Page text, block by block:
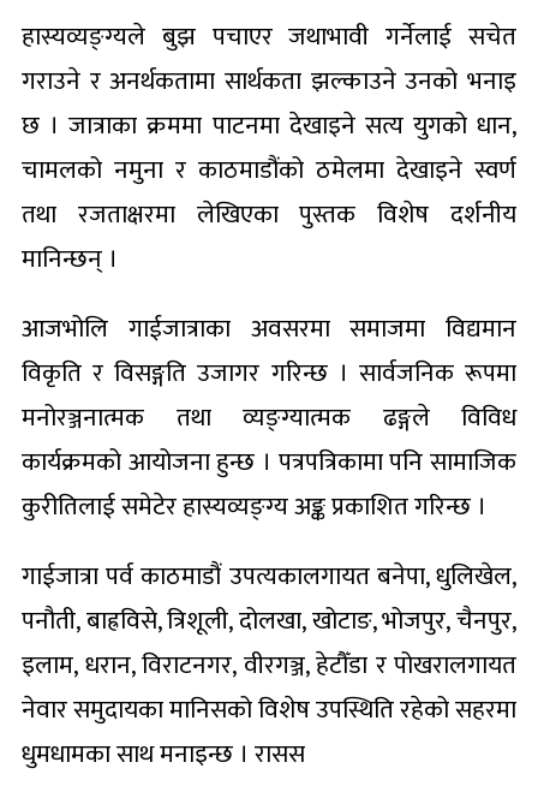
हास्यव्यङ्ग्यले बुझ पचाएर जथाभावी गर्नेलाई सचेत
गराउने र अनर्थकतामा सार्थकता झल्काउने उनको भनाइ
छ । जात्राका क्रममा पाटनमा देखाइने सत्य युगको धान,
चामलको नमुना र काठमाडौंको ठमेलमा देखाइने स्वर्ण
तथा रजताक्षरमा लेखिएका पुस्तक विशेष दर्शनीय
मानिन्छन् ।
आजभोलि गाईजात्राका अवसरमा समाजमा विद्यमान
विकृति र विसङ्गति उजागर गरिन्छ । सार्वजनिक रूपमा
मनोरञ्जनात्मक तथा व्यङ्ग्यात्मक ढङ्गले विविध
कार्यक्रमको आयोजना हुन्छ । पत्रपत्रिकामा पनि सामाजिक
कुरीतिलाई समेटेर हास्यव्यङ्ग्य अङ्क प्रकाशित गरिन्छ ।
गाईजात्रा पर्व काठमाडौं उपत्यकालगायत बनेपा, धुलिखेल,
पनौती, बाह्रविसे, त्रिशूली, दोलखा, खोटाङ, भोजपुर, चैनपुर,
इलाम, धरान, विराटनगर, वीरगञ्ज, हेटौँडा र पोखरालगायत
नेवार समुदायका मानिसको विशेष उपस्थिति रहेको सहरमा
धुमधामका साथ मनाइन्छ । रासस